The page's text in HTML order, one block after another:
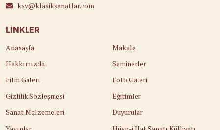
ksv@klasiksanatlar.com
LINKLER
Anasayfa
Hakkımızda
Film Galeri
Gizlilik Sözleşmesi
Sanat Malzemeleri
Makale
Seminerler
Foto Galeri
Eğitimler
Duyurular